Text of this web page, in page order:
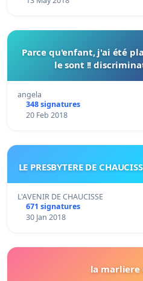
Parce qu'enfant, j'ai été
le sont !!
angela
348 signatures
20 Feb 2018
LE PRESBYTERE DE
L'AVENIR DE CHAUCISSE
671 signatures
30 Jan 2018
la marliere